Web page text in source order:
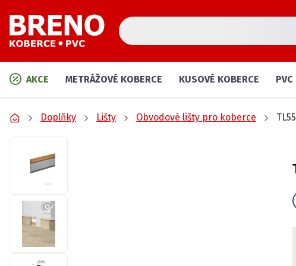
AKCE METRÁŽOVÉ KOBERCE KUSOVÉ KOBERCE
Doplňky Lišty Obvodové lišty pro koberce